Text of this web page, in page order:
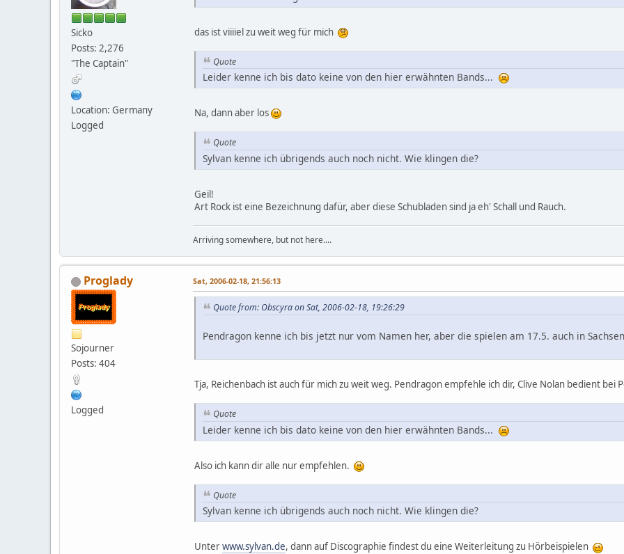
Sicko
Posts: 2,276
"The Captain"
Location: Germany
Logged
das ist viiiiel zu weit weg für mich
Quote
Leider kenne ich bis dato keine von den hier erwähnten Bands...
Na, dann aber los
Quote
Sylvan kenne ich übrigends auch noch nicht. Wie klingen die?
Geil!
Art Rock ist eine Bezeichnung dafür, aber diese Schubladen sind ja eh' Schall und Rauch.
Arriving somewhere, but not here....
Proglady
Sojourner
Posts: 404
Logged
Sat, 2006-02-18, 21:56:13
Quote from: Obscyra on Sat, 2006-02-18, 19:26:29
Pendragon kenne ich bis jetzt nur vom Namen her, aber die spielen am 17.5. auch in
Tja, Reichenbach ist auch für mich zu weit weg. Pendragon empfehle ich dir, Clive Nolan bedient
Quote
Leider kenne ich bis dato keine von den hier erwähnten Bands...
Also ich kann dir alle nur empfehlen.
Quote
Sylvan kenne ich übrigends auch noch nicht. Wie klingen die?
Unterwww.sylvan.de, dann auf Discographie findest du eine Weiterleitung zu Hörbeispielen